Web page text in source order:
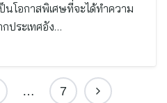
โอกาสพิเศษที่จะได้ทำความ
ประเทศอัง…
… 7